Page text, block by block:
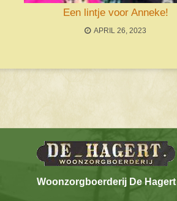
Een lintje voor Anneke!
APRIL 26, 2023
Woonzorgboerderij De Hagert